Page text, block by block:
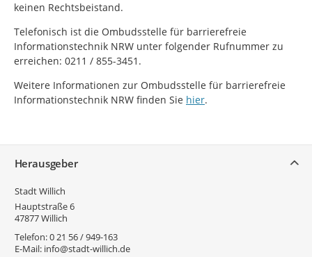
keinen Rechtsbeistand.
Telefonisch ist die Ombudsstelle für barrierefreie
Informationstechnik NRW unter folgender Rufnummer zu
erreichen: 0211 / 855-3451.
Weitere Informationen zur Ombudsstelle für barrierefreie
Informationstechnik NRW finden Sie hier.
Herausgeber
Stadt Willich
Hauptstraße 6
47877Willich
Telefon:0 21 56 / 949-163
E-Mail: info@stadt-willich.de